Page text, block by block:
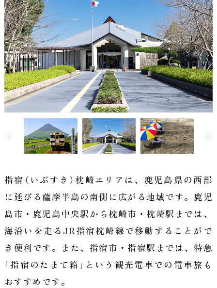
九
院
薬
師
霊
場
会
｜
九
州
一
指宿（いぶすき）枕崎エリアは、鹿児島県の西部
に延びる薩摩半島の南側に広がる地域です。 鹿児
島市・鹿児島中央駅から枕崎市・枕崎駅までは、
海沿いを走るJR指宿枕崎線で移動することがで
き便利です。
また、指宿市・指宿駅までは、特急
「指宿のたまて箱」という観光電車での電車旅も
おすすめです。